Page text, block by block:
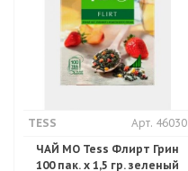
TESS
Арт. 46030
ЧАЙ МО Tess Флирт Грин
100 пак. х 1,5 гр. зеленый